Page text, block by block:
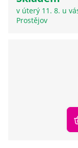
v úterý 11. 8. u
Prostějov